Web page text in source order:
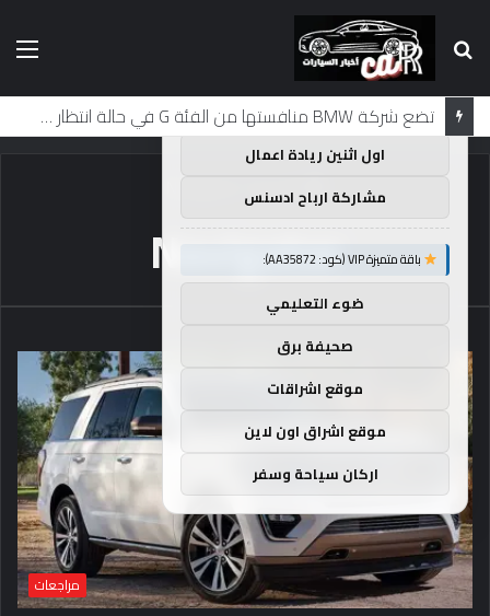
بحث
عن
تضع شركة BMW منافستها من الفئة G في حالة انتظار مع وصول الرياح المعاكسة في الصين إلى موطنها
الرئيسية Navigator
Navigator
مراجعات
توصيات :
باقة متميزة VIP (كود: AA38045):
اول اثنين ريادة اعمال
مشاركة ارباح ادسنس
باقة متميزة VIP (كود: AA35872):
ضوء التعليمي
صحيفة برق
موقع اشراقات
موقع اشراق اون لاين
اركان سياحة وسفر